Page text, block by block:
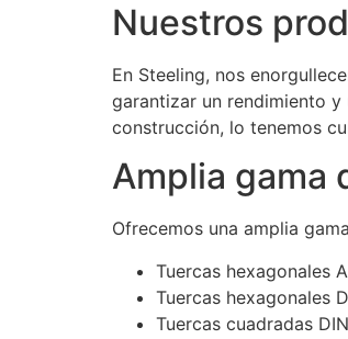
Nuestros
En Steeling, nos
garantizar un rendimiento
construcción, lo tenemos
Amplia gama
Ofrecemos una amplia
Tuercas hexagonales
Tuercas hexagonales
Tuercas cuadradas